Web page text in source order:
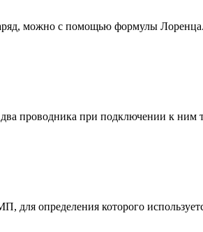
можно с помощью формулы Лоренца.
проводника при подключении к
для определения которого